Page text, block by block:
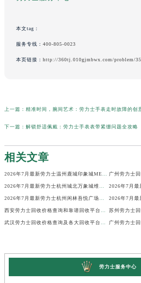
本文tag：
服务专线： 400-805-0023
本页链接： http://360tj.010gjmbwx.com/problem/
上一篇： 精准时间，腕间艺术：劳力士手表走时故障的创
下一篇： 解锁舒适佩戴：劳力士手表表带紧绷问题全攻略
相关文章
2026年7月最新劳力士温州鹿城印象城MEGA维修保养服务电话
2026年7月最新劳力士杭州城北万象城维修保养服务电话
2026年7月最新劳力士杭州闲林吾悦广场维修保养服务电话
西安劳力士回收价格查询和靠谱回收平台实测排行（2026年7月最新）
武汉劳力士回收价格查询及各大回收平台实测排行(2026年7月最新数据)
劳力士服务中心